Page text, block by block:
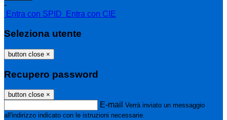
-
Entra con SPID
Entra con CIE
Seleziona utente
button close ×
Recupero password
button close ×
E-mail Verrà inviato un messaggio
all'indirizzo indicato con le istruzioni necessarie.